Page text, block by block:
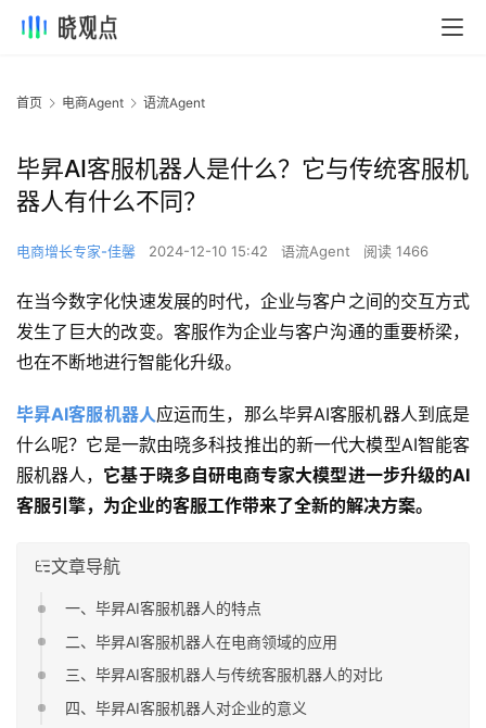
首页 电商Agent 语流Agent
毕昇AI客服机器人是什么？它与传统客服机
器人有什么不同？
电商增长专家-佳馨 2024-12-10 15:42 语流Agent 阅读 1466
在当今数字化快速发展的时代，企业与客户之间的交互方式
发生了巨大的改变。客服作为企业与客户沟通的重要桥梁，
也在不断地进行智能化升级。
毕昇AI客服机器人应运而生，那么毕昇AI客服机器人到底是
什么呢？它是一款由晓多科技推出的新一代大模型AI智能客
服机器人， 它基于晓多自研电商专家大模型进一步升级的AI
客服引擎，为企业的客服工作带来了全新的解决方案。
文章导航
一、毕昇AI客服机器人的特点
二、毕昇AI客服机器人在电商领域的应用
三、毕昇AI客服机器人与传统客服机器人的对比
四、毕昇AI客服机器人对企业的意义